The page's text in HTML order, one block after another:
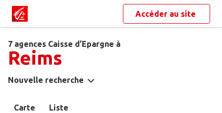
Accéder au site
7 agences Caisse d’Epargne à
Reims
Nouvelle recherche
Carte Liste